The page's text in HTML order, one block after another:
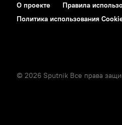
О проекте Правила
Политика использования
© 2026 Sputnik Все права